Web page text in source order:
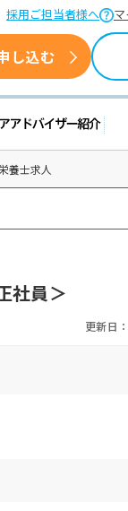
採用ご担当者様へ
し込む
情報 キ
養士求人
社員＞
更新日